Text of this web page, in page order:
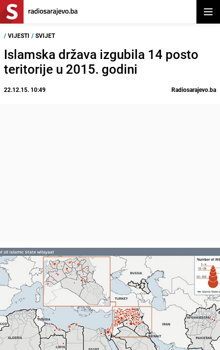
/ VIJESTI / SVIJET
Islamska država izgubila 14 posto
teritorije u 2015. godini
22.12.15. 10:49 Radiosarajevo.ba